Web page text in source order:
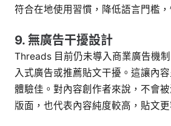
符合在地使用習慣，降低語言門檻，
9. 無廣告干擾設計
Threads 目前仍未導入商業廣告機
入式廣告或推薦貼文干擾。這讓內
體驗佳。對內容創作者來說，不會
版面，也代表內容純度較高，貼文